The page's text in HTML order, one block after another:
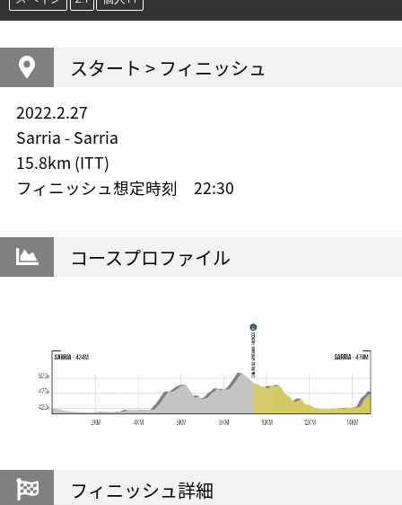
スタート > フィニッシュ
2022.2.27
Sarria - Sarria
15.8km (ITT)
フィニッシュ想定時刻 22:30
コースプロファイル
フィニッシュ詳細